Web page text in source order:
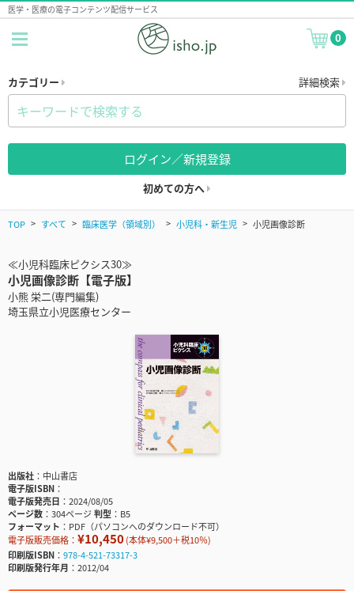
医学・医療の電子コンテンツ配信サービス
0
カテゴリー 詳細検索
ログイン／新規登録
初めての方へ
TOP すべて 臨床医学（領域別） 小児科・新生児 小児画像診断
≪小児科臨床ピクシス30≫
小児画像診断【電子版】
小熊 栄二(専門編集)
埼玉県立小児医療センター
出版社
中山書店
電子版ISBN
電子版発売日
2024/08/05
ページ数
304ページ判型
B5
フォーマット
PDF（パソコンへのダウンロード不可）
電子版販売価格： ¥10,450(本体¥9,500＋税10％)
印刷版ISBN
978-4-521-73317-3
印刷版発行年月
2012/04